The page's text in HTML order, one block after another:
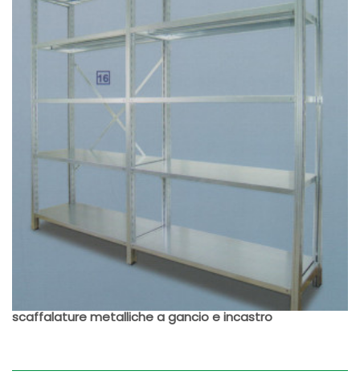
scaffalature metalliche a gancio e incastro